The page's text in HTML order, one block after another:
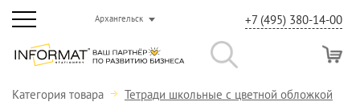
Архангельск +7 (495) 380-14-00
Категория товара Тетради школьные с цветной обложкой